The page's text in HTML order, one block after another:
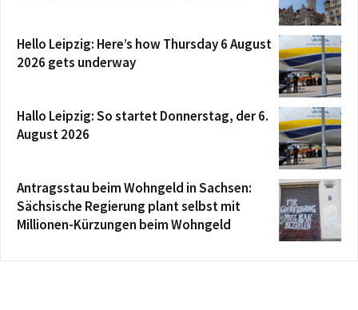
Hello Leipzig: Here’s how Thursday 6 August
2026 gets underway
Hallo Leipzig: So startet Donnerstag, der 6.
August 2026
Antragsstau beim Wohngeld in Sachsen:
Sächsische Regierung plant selbst mit
Millionen-Kürzungen beim Wohngeld